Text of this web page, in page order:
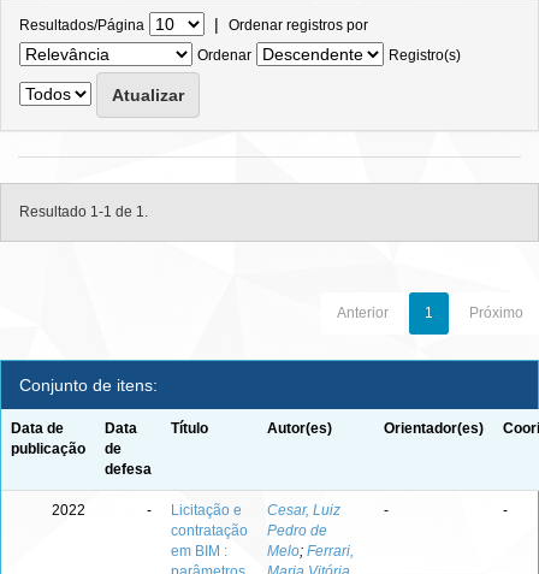
Resultados/Página | Ordenar registros por
Ordenar
Registro(s)
Resultado 1-1 de 1.
Anterior 1 Próximo
Conjunto de itens:
Data de
publicação
Data
de
defesa
Título Autor(es) Orientador(es)
2022 -
Licitação e
contratação
em BIM :
Cesar, Luiz
Pedro de
Melo; Ferrari,
- -